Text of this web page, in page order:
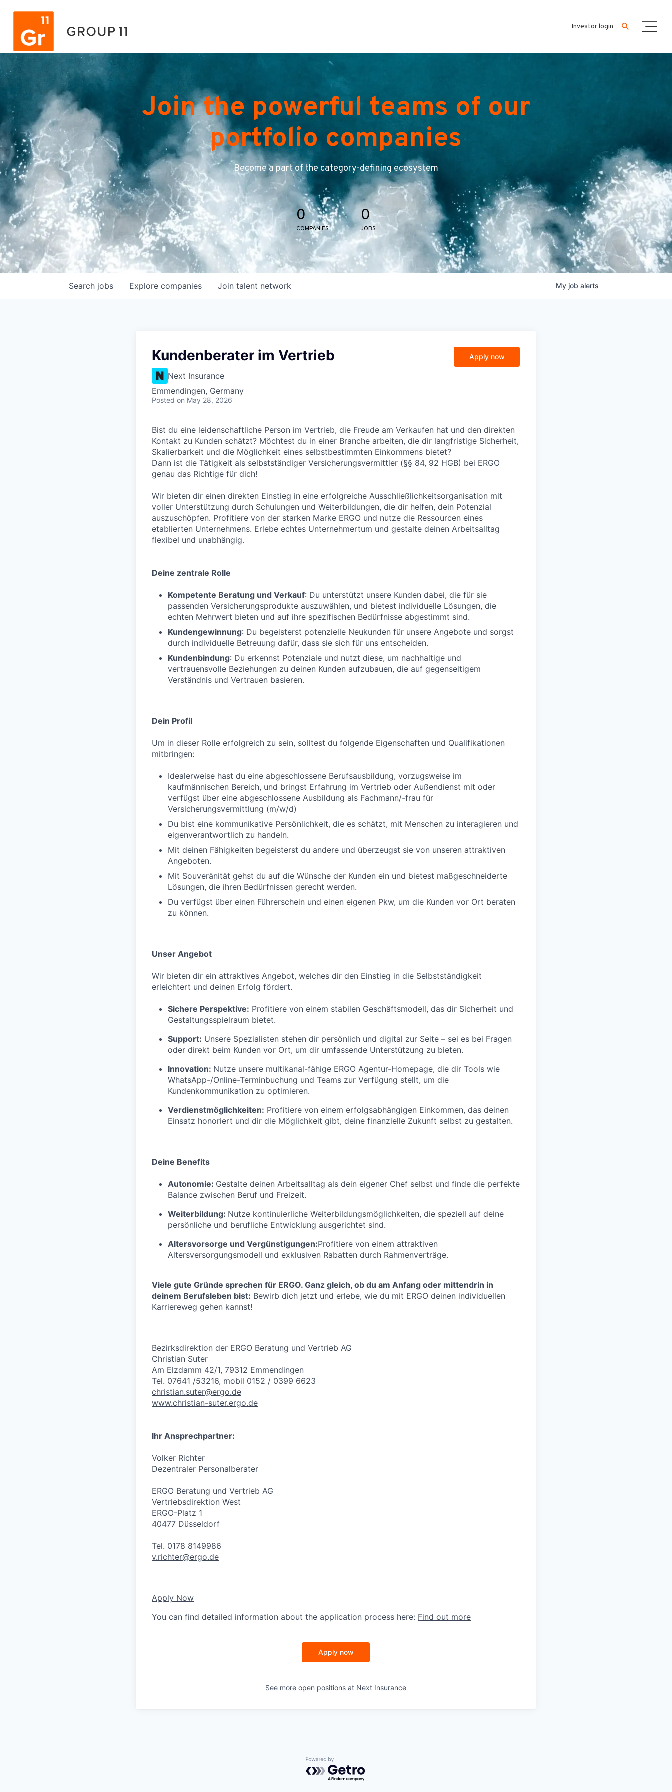
Investor login
Join the powerful teams of our
portfolio companies
Become a part of the category-defining ecosystem
0
COMPANIES
0
JOBS
Search jobs Explore companies Join talent network My job alerts
Kundenberater im Vertrieb
Next Insurance
Emmendingen, Germany
Posted on May 28, 2026
Apply now
Bist du eine leidenschaftliche Person im Vertrieb, die Freude am Verkaufen hat und den direkten
Kontakt zu Kunden schätzt? Möchtest du in einer Branche arbeiten, die dir langfristige Sicherheit,
Skalierbarkeit und die Möglichkeit eines selbstbestimmten Einkommens bietet?
Dann ist die Tätigkeit als selbstständiger Versicherungsvermittler (§§ 84, 92 HGB) bei ERGO
genau das Richtige für dich!
Wir bieten dir einen direkten Einstieg in eine erfolgreiche Ausschließlichkeitsorganisation mit
voller Unterstützung durch Schulungen und Weiterbildungen, die dir helfen, dein Potenzial
auszuschöpfen. Profitiere von der starken Marke ERGO und nutze die Ressourcen eines
etablierten Unternehmens. Erlebe echtes Unternehmertum und gestalte deinen Arbeitsalltag
flexibel und unabhängig.
Deine zentrale Rolle
Kompetente Beratung und Verkauf: Du unterstützt unsere Kunden dabei, die für sie
passenden Versicherungsprodukte auszuwählen, und bietest individuelle Lösungen, die
echten Mehrwert bieten und auf ihre spezifischen Bedürfnisse abgestimmt sind.
Kundengewinnung: Du begeisterst potenzielle Neukunden für unsere Angebote und sorgst
durch individuelle Betreuung dafür, dass sie sich für uns entscheiden.
Kundenbindung: Du erkennst Potenziale und nutzt diese, um nachhaltige und
vertrauensvolle Beziehungen zu deinen Kunden aufzubauen, die auf gegenseitigem
Verständnis und Vertrauen basieren.
Dein Profil
Um in dieser Rolle erfolgreich zu sein, solltest du folgende Eigenschaften und Qualifikationen
mitbringen:
Idealerweise hast du eine abgeschlossene Berufsausbildung, vorzugsweise im
kaufmännischen Bereich, und bringst Erfahrung im Vertrieb oder Außendienst mit oder
verfügst über eine abgeschlossene Ausbildung als Fachmann/-frau für
Versicherungsvermittlung (m/w/d)
Du bist eine kommunikative Persönlichkeit, die es schätzt, mit Menschen zu interagieren und
eigenverantwortlich zu handeln.
Mit deinen Fähigkeiten begeisterst du andere und überzeugst sie von unseren attraktiven
Angeboten.
Mit Souveränität gehst du auf die Wünsche der Kunden ein und bietest maßgeschneiderte
Lösungen, die ihren Bedürfnissen gerecht werden.
Du verfügst über einen Führerschein und einen eigenen Pkw, um die Kunden vor Ort beraten
zu können.
Unser Angebot
Wir bieten dir ein attraktives Angebot, welches dir den Einstieg in die Selbstständigkeit
erleichtert und deinen Erfolg fördert.
Sichere Perspektive: Profitiere von einem stabilen Geschäftsmodell, das dir Sicherheit und
Gestaltungsspielraum bietet.
Support: Unsere Spezialisten stehen dir persönlich und digital zur Seite – sei es bei Fragen
oder direkt beim Kunden vor Ort, um dir umfassende Unterstützung zu bieten.
Innovation: Nutze unsere multikanal-fähige ERGO Agentur-Homepage, die dir Tools wie
WhatsApp-/Online-Terminbuchung und Teams zur Verfügung stellt, um die
Kundenkommunikation zu optimieren.
Verdienstmöglichkeiten: Profitiere von einem erfolgsabhängigen Einkommen, das deinen
Einsatz honoriert und dir die Möglichkeit gibt, deine finanzielle Zukunft selbst zu gestalten.
Deine Benefits
Autonomie: Gestalte deinen Arbeitsalltag als dein eigener Chef selbst und finde die perfekte
Balance zwischen Beruf und Freizeit.
Weiterbildung: Nutze kontinuierliche Weiterbildungsmöglichkeiten, die speziell auf deine
persönliche und berufliche Entwicklung ausgerichtet sind.
Altersvorsorge und Vergünstigungen:Profitiere von einem attraktiven
Altersversorgungsmodell und exklusiven Rabatten durch Rahmenverträge.
Viele gute Gründe sprechen für ERGO. Ganz gleich, ob du am Anfang oder mittendrin in
deinem Berufsleben bist: Bewirb dich jetzt und erlebe, wie du mit ERGO deinen individuellen
Karriereweg gehen kannst!
Bezirksdirektion der ERGO Beratung und Vertrieb AG
Christian Suter
Am Elzdamm 42/1, 79312 Emmendingen
Tel. 07641 /53216, mobil 0152 / 0399 6623
christian.suter@ergo.de
www.christian-suter.ergo.de
Ihr Ansprechpartner:
Volker Richter
Dezentraler Personalberater
ERGO Beratung und Vertrieb AG
Vertriebsdirektion West
ERGO-Platz 1
40477 Düsseldorf
Tel. 0178 8149986
v.richter@ergo.de
Apply Now
You can find detailed information about the application process here: Find out more
Apply now
See more open positions at Next Insurance
Powered by Getro.com